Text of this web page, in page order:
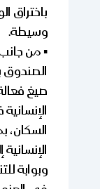
باختراق
وسيطة.
▪️ من جانب
الصندوق
صيغ
السكان،
وبوابة